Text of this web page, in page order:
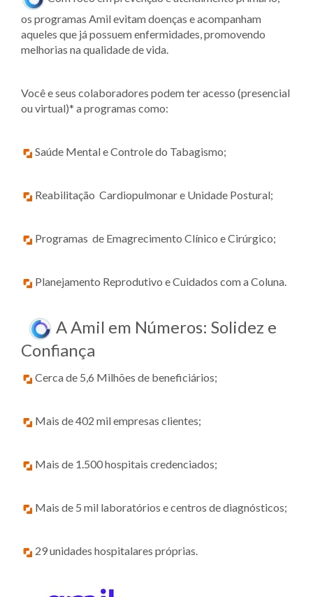
os programas Amil evitam doenças e acompanham
aqueles que já possuem enfermidades, promovendo
melhorias na qualidade de vida.
Você e seus colaboradores podem ter acesso (presencial
ou virtual)* a programas como:
Saúde Mental e Controle do Tabagismo;
Reabilitação Cardiopulmonar e Unidade Postural;
Programas de Emagrecimento Clínico e Cirúrgico;
Planejamento Reprodutivo e Cuidados com a Coluna.
A Amil em Números: Solidez e
Confiança
Cerca de 5,6 Milhões de beneficiários;
Mais de 402 mil empresas clientes;
Mais de 1.500 hospitais credenciados;
Mais de 5 mil laboratórios e centros de diagnósticos;
29 unidades hospitalares próprias.